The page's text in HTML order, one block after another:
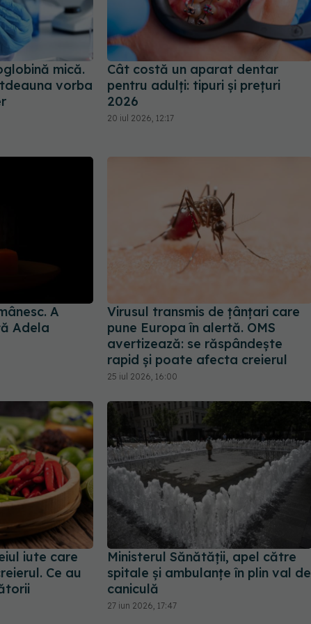
mică.
vorba
Cât costă un aparat dentar
pentru adulți: tipuri și prețuri
2026
20 iul 2026, 12:17
A
Adela
Virusul transmis de țânțari care
pune Europa în alertă. OMS
avertizează: se răspândește
rapid și poate afecta creierul
25 iul 2026, 16:00
iute care
Ce au
Ministerul Sănătății, apel către
spitale și ambulanțe în plin val de
caniculă
27 iun 2026, 17:47